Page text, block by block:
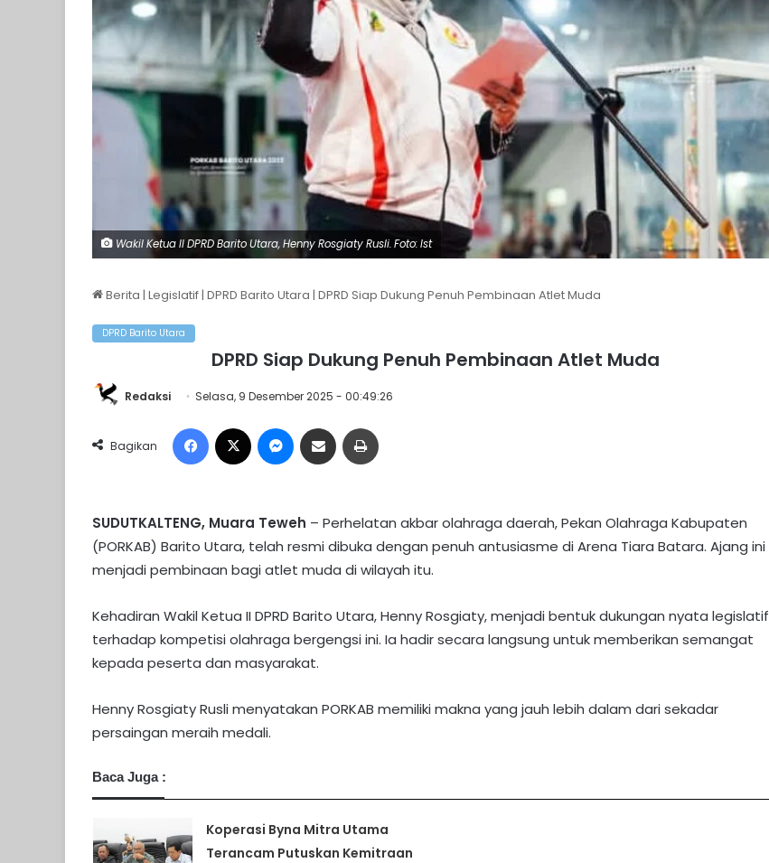
Wakil Ketua II DPRD Barito Utara, Henny Rosgiaty Rusli. Foto: Ist
Berita | Legislatif| DPRD Barito Utara | DPRD Siap Dukung Penuh Pembinaan Atlet Muda
DPRD Barito Utara
DPRD Siap Dukung Penuh Pembinaan Atlet Muda
Redaksi Selasa, 9 Desember 2025 - 00:49:26
Bagikan
Facebook Messenger
Share via Email
SUDUTKALTENG, Muara Teweh – Perhelatan akbar olahraga daerah, Pekan Olahraga Kabupaten
(PORKAB) Barito Utara, telah resmi dibuka dengan penuh antusiasme di Arena Tiara Batara. Ajang ini
menjadi pembinaan bagi atlet muda di wilayah itu.
​Kehadiran Wakil Ketua II DPRD Barito Utara, Henny Rosgiaty, menjadi bentuk dukungan nyata legislatif
terhadap kompetisi olahraga bergengsi ini. Ia hadir secara langsung untuk memberikan semangat
kepada peserta dan masyarakat.
Henny Rosgiaty Rusli menyatakan PORKAB memiliki makna yang jauh lebih dalam dari sekadar
persaingan meraih medali.
Baca Juga :
Koperasi Byna Mitra Utama
Terancam Putuskan Kemitraan